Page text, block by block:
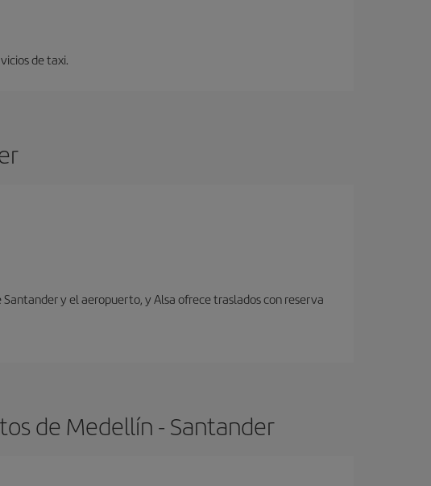
de taxi.
y el aeropuerto, y Alsa ofrece traslados con reserva
de Medellín - Santander